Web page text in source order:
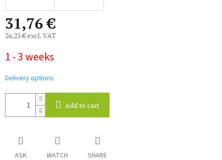
31,76 €
26,25 € excl. VAT
price:
1 - 3 weeks
Delivery options
Add to cart
ASK WATCH SHARE